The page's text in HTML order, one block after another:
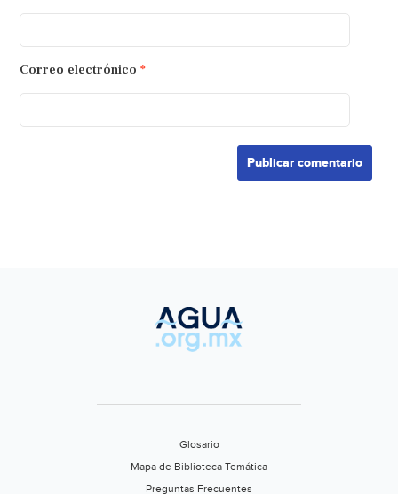
Correo electrónico *
Glosario
Mapa de Biblioteca Temática
Preguntas Frecuentes